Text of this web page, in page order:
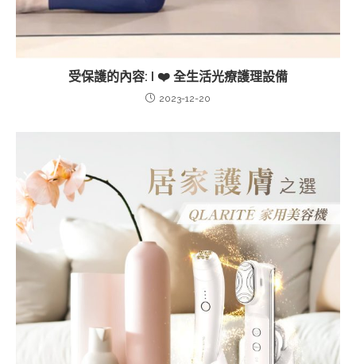
受保護的內容: I ❤️ 全生活光療護理設備
2023-12-20